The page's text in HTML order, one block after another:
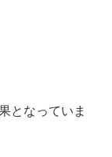
となっていま